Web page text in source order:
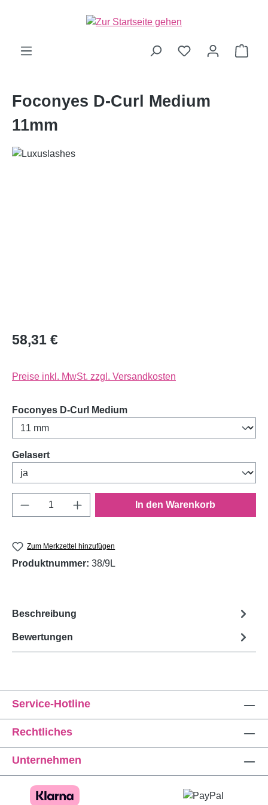
Foconyes D-Curl Medium
11mm
58,31 €
Preise inkl. MwSt. zzgl. Versandkosten
Foconyes D-Curl Mediumauswählen
Gelasertauswählen
Produkt Anzahl: Gib den gewünschten
In den Warenkorb
Zum Merkzettel hinzufügen
Produktnummer: 38/9L
Beschreibung
Bewertungen
Service-Hotline
Rechtliches
Unternehmen